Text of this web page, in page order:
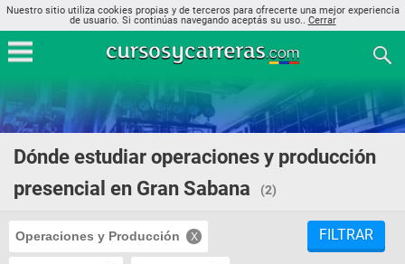
Nuestro sitio utiliza cookies propias y de terceros para ofrecerte una mejor experiencia
de usuario. Si continúas navegando aceptás su uso.. Cerrar
Dónde estudiar operaciones y producción
presencial en Gran Sabana
(2)
Operaciones y Producción FILTRAR